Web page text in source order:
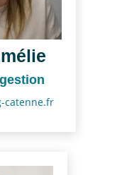
catenne.fr